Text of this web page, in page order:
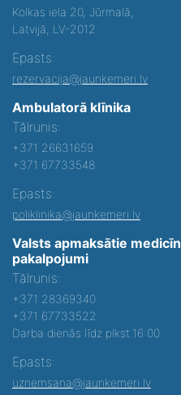
Kolkas iela 20, Jūrmalā,
Latvijā, LV-2012
Epasts:
rezervacija@jaunkemeri.lv
Ambulatorā klīnika
Tālrunis:
+371 26631659
+371 67733548
Epasts:
poliklinika@jaunkemeri.lv
Valsts apmaksātie
pakalpojumi
Tālrunis:
+371 28369340
+371 67733522
Darba dienās līdz plkst.16:00
Epasts:
uznemsana@jaunkemeri.lv